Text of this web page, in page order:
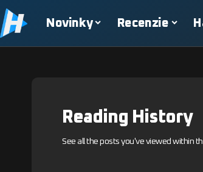
Novinky Recenzie
Reading History
See all the posts you've viewed within